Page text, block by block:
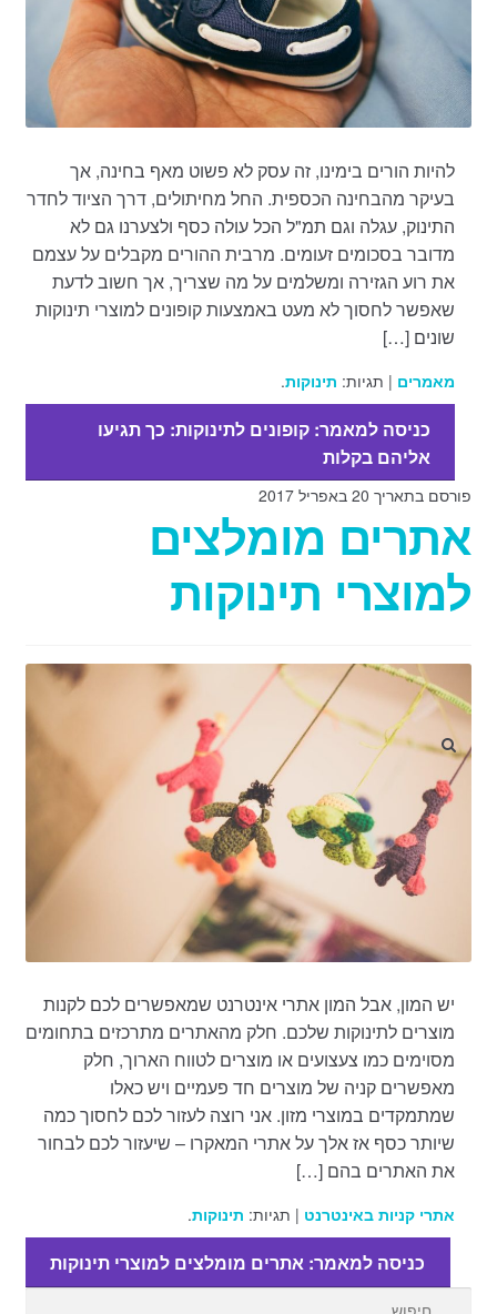
להיות הורים בימינו, זה עסק לא פשוט מאף בחינה, אך
בעיקר מהבחינה הכספית. החל מחיתולים, דרך הציוד לחדר
התינוק, עגלה וגם תמ"ל הכל עולה כסף ולצערנו גם לא
מדובר בסכומים זעומים. מרבית ההורים מקבלים על עצמם
את רוע הגזירה ומשלמים על מה שצריך, אך חשוב לדעת
שאפשר לחסוך לא מעט באמצעות קופונים למוצרי תינוקות
שונים […]
מאמרים | תגיות: תינוקות.
כניסה למאמר: קופונים לתינוקות: כך תגיעו
אליהם בקלות
פורסם בתאריך 20 באפריל 2017
אתרים מומלצים
למוצרי תינוקות
יש המון, אבל המון אתרי אינטרנט שמאפשרים לכם לקנות
מוצרים לתינוקות שלכם. חלק מהאתרים מתרכזים בתחומים
מסוימים כמו צעצועים או מוצרים לטווח הארוך, חלק
מאפשרים קניה של מוצרים חד פעמיים ויש כאלו
שמתמקדים במוצרי מזון. אני רוצה לעזור לכם לחסוך כמה
שיותר כסף אז אלך על אתרי המאקרו – שיעזור לכם לבחור
את האתרים בהם […]
אתרי קניות באינטרנט | תגיות: תינוקות.
כניסה למאמר: אתרים מומלצים למוצרי תינוקות